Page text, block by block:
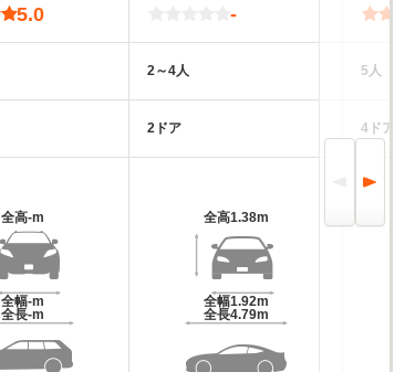
5.0
全高-m
全幅-m
全長-m
-
2～4人
2ドア
全高1.38m
全幅1.92m
全長4.79m
5人
4ドア